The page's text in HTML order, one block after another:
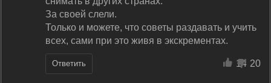
За своей слели.
Только и можете, что советы раздавать и учить
всех, сами при это живя в экскрементах.
Ответить 14 20